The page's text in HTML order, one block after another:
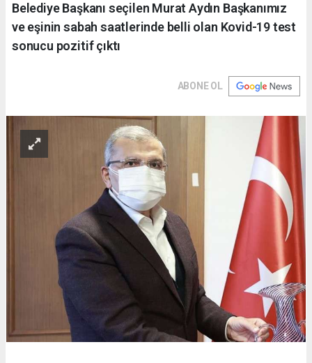
Belediye Başkanı seçilen Murat Aydın Başkanımız
ve eşinin sabah saatlerinde belli olan Kovid-19 test
sonucu pozitif çıktı
ABONE OL